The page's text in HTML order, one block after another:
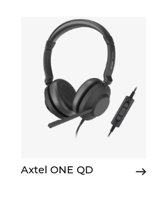
Axtel ONE QD